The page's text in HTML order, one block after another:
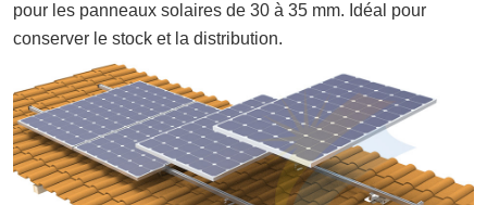
pour les panneaux solaires de 30 à 35 mm. Idéal pour
conserver le stock et la distribution.